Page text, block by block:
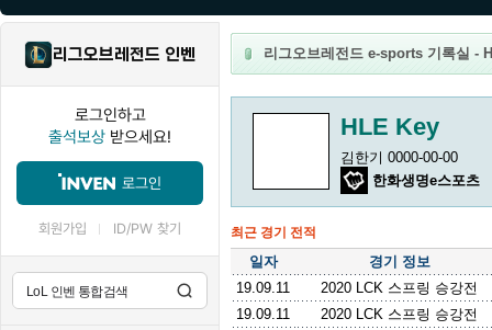
리그오브레전드 인벤
로그인하고
출석보상 받으세요!
로그인
회원가입 ID/PW 찾기
리그오브레전드 e-sports 기록실 -
HLE Key
김한기 0000-00-00
한화생명e스포츠
최근 경기 전적
일자
경기 정보
19.09.11
2020 LCK 스프링 승강전
19.09.11
2020 LCK 스프링 승강전